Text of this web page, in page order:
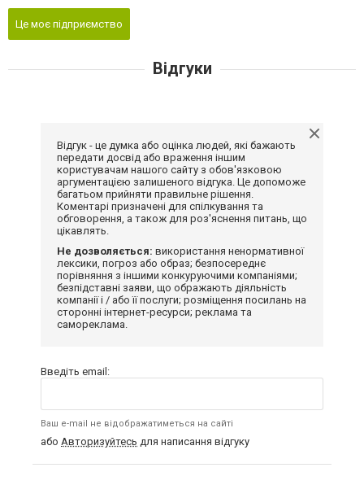
Це моє підприємство
Відгуки
Відгук - це думка або оцінка людей, які бажають
передати досвід або враження іншим
користувачам нашого сайту з обов'язковою
аргументацією залишеного відгука. Це допоможе
багатьом прийняти правильне рішення.
Коментарі призначені для спілкування та
обговорення, а також для роз'яснення питань, що
цікавлять.
Не дозволяється: використання ненормативної
лексики, погроз або образ; безпосереднє
порівняння з іншими конкуруючими компаніями;
безпідставні заяви, що ображають діяльність
компанії і / або її послуги; розміщення посилань на
сторонні інтернет-ресурси; реклама та
самореклама.
Введіть email:
Ваш e-mail не відображатиметься на сайті
або Авторизуйтесь для написання відгуку